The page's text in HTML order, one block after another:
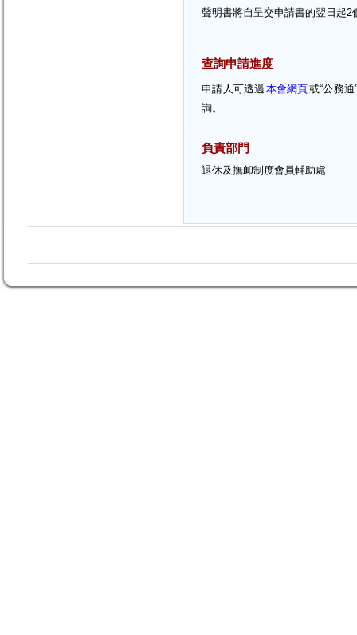
聲明書將自呈交申請書的翌日起2
查詢申請進度
申請人可透過 本會網頁或“公務
詢。
負責部門
退休及撫卹制度會員輔助處